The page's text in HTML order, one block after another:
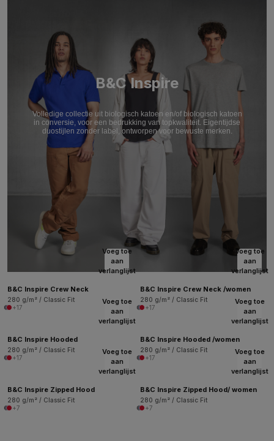
B&C Inspire
Volledige collectie uit biologisch katoen en/of biologisch katoen
in conversie, voor een bedrukking van topkwaliteit. Eigentijdse
duostijlen zonder label, ontworpen voor bewuste merken.
Voeg toe
aan
verlanglijst
B&C Inspire Crew Neck
280 g/m² / Classic Fit
+17
Voeg toe
aan
verlanglijst
B&C Inspire Crew Neck /women
280 g/m² / Classic Fit
+17
Voeg toe
aan
verlanglijst
B&C Inspire Hooded
280 g/m² / Classic Fit
+17
Voeg toe
aan
verlanglijst
B&C Inspire Hooded /women
280 g/m² / Classic Fit
+17
Voeg toe
aan
verlanglijst
B&C Inspire Zipped Hood
280 g/m² / Classic Fit
+7
Voeg toe
aan
verlanglijst
B&C Inspire Zipped Hood/ women
280 g/m² / Classic Fit
+7